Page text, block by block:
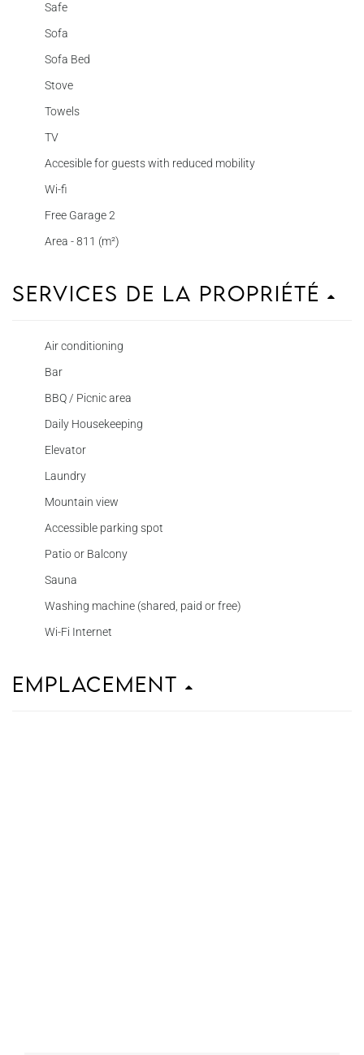
Safe
Sofa
Sofa Bed
Stove
Towels
TV
Accesible for guests with reduced mobility
Wi-fi
Free Garage 2
Area - 811 (m²)
Services de la propriété
Air conditioning
Bar
BBQ / Picnic area
Daily Housekeeping
Elevator
Laundry
Mountain view
Accessible parking spot
Patio or Balcony
Sauna
Washing machine (shared, paid or free)
Wi-Fi Internet
Emplacement